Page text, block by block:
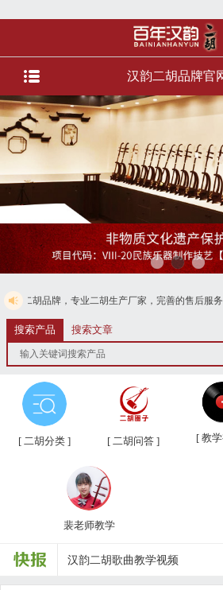
汉韵二胡品牌官
业二胡生产厂家，完善的售后服务，镇江二胡厂，
费电话4008728125
搜索产品 搜索文章
[ 二胡分类 ] [ 二胡问答 ] [ 教
裴老师教学
第三届“汉韵杯”中老年业余二胡
汉韵二胡高老师教学视频
汉韵二胡裴老师教学视频
二胡常用演奏符号说明，二胡